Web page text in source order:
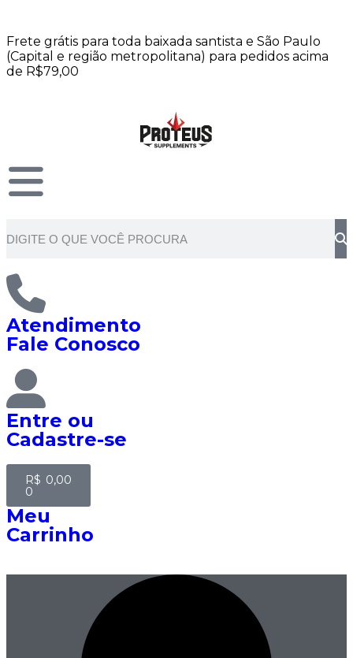
Frete grátis para toda baixada santista e São Paulo
(Capital e região metropolitana) para pedidos acima
de R$79,00
Atendimento
Fale Conosco
Entre ou
Cadastre-se
R$ 0,00
0
Meu
Carrinho